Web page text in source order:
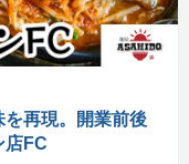
再現。開業前後
店FC